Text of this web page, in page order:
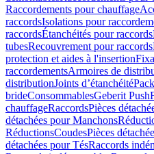
Raccordements pour chauffage
raccordsIsolations pour
raccordsÉtanchéités pour raccords
tubesRecouvrement pour raccords
protection et aides à l'insertion
raccordementsArmoires de
distributionJoints d’étanchéité
brideConsommablesGeberit
chauffageRaccordsPièces
détachées pour Manchons
RéductionsCoudesPièces
détachées pour TésRaccords